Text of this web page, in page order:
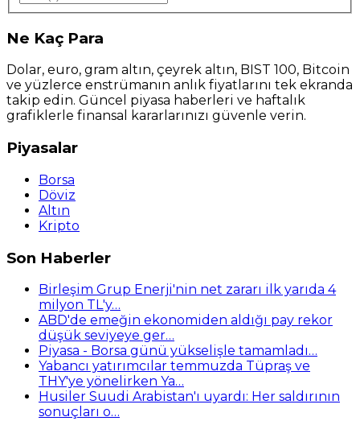
Ne Kaç Para
Dolar, euro, gram altın, çeyrek altın, BIST 100, Bitcoin
ve yüzlerce enstrümanın anlık fiyatlarını tek ekranda
takip edin. Güncel piyasa haberleri ve haftalık
grafiklerle finansal kararlarınızı güvenle verin.
Piyasalar
Borsa
Döviz
Altın
Kripto
Son Haberler
Birleşim Grup Enerji'nin net zararı ilk yarıda 4
milyon TL'y…
ABD'de emeğin ekonomiden aldığı pay rekor
düşük seviyeye ger…
Piyasa - Borsa günü yükselişle tamamladı…
Yabancı yatırımcılar temmuzda Tüpraş ve
THY'ye yönelirken Ya…
Husiler Suudi Arabistan'ı uyardı: Her saldırının
sonuçları o…